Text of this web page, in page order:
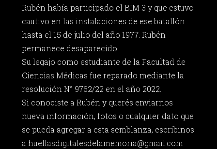
Rubén había participado el BIM 3 y que estuvo
cautivo en las instalaciones de ese batallón
hasta el 15 de julio del año 1977. Rubén
permanece desaparecido.
Su legajo como estudiante de la Facultad de
Ciencias Médicas fue reparado mediante la
resolución N° 9762/22 en el año 2022.
Si conociste a Rubén y querés enviarnos
nueva información, fotos o cualquier dato que
se pueda agregar a esta semblanza, escribinos
a huellasdigitalesdelamemoria@gmail.com